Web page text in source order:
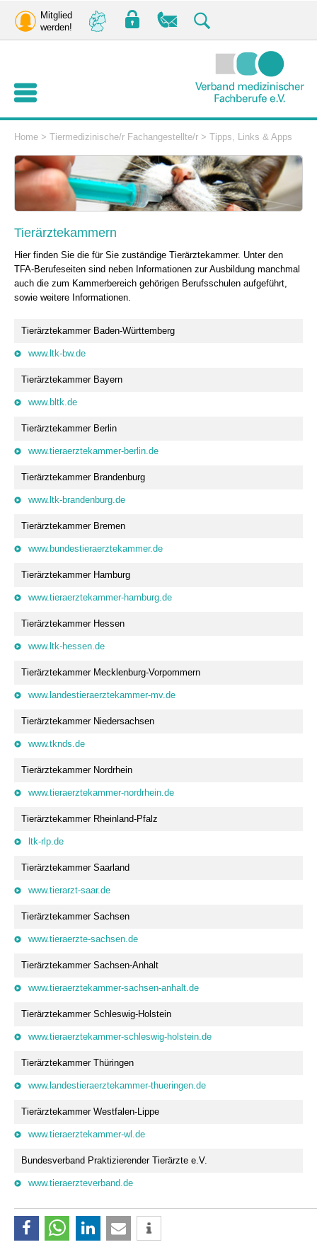
Mitglied
werden!
Home > Tiermedizinische/r Fachangestellte/r > Tipps, Links & Apps
Tierärztekammern
Hier finden Sie die für Sie zuständige Tierärztekammer. Unter den
TFA-Berufeseiten sind neben Informationen zur Ausbildung manchmal
auch die zum Kammerbereich gehörigen Berufsschulen aufgeführt,
sowie weitere Informationen.
Tierärztekammer Baden-Württemberg
www.ltk-bw.de
Tierärztekammer Bayern
www.bltk.de
Tierärztekammer Berlin
www.tieraerztekammer-berlin.de
Tierärztekammer Brandenburg
www.ltk-brandenburg.de
Tierärztekammer Bremen
www.bundestieraerztekammer.de
Tierärztekammer Hamburg
www.tieraerztekammer-hamburg.de
Tierärztekammer Hessen
www.ltk-hessen.de
Tierärztekammer Mecklenburg-Vorpommern
www.landestieraerztekammer-mv.de
Tierärztekammer Niedersachsen
www.tknds.de
Tierärztekammer Nordrhein
www.tieraerztekammer-nordrhein.de
Tierärztekammer Rheinland-Pfalz
ltk-rlp.de
Tierärztekammer Saarland
www.tierarzt-saar.de
Tierärztekammer Sachsen
www.tieraerzte-sachsen.de
Tierärztekammer Sachsen-Anhalt
www.tieraerztekammer-sachsen-anhalt.de
Tierärztekammer Schleswig-Holstein
www.tieraerztekammer-schleswig-holstein.de
Tierärztekammer Thüringen
www.landestieraerztekammer-thueringen.de
Tierärztekammer Westfalen-Lippe
www.tieraerztekammer-wl.de
Bundesverband Praktizierender Tierärzte e.V.
www.tieraerzteverband.de